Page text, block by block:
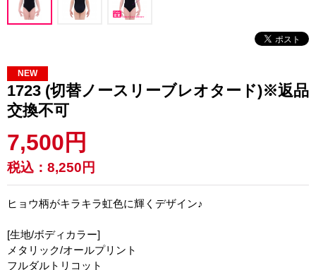
NEW
1723 (切替ノースリーブレオタード)※返品
交換不可
7,500円
税込： 8,250円
ヒョウ柄がキラキラ虹色に輝くデザイン♪
[生地/ボディカラー]
メタリック/オールプリント
フルダルトリコット